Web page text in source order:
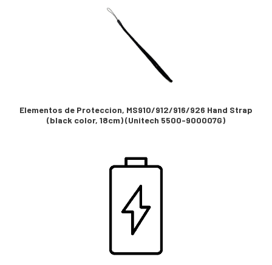
Elementos de Proteccion, MS910/912/916/926 Hand Strap
(black color, 18cm) (Unitech 5500-900007G)